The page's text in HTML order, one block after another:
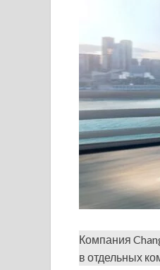
Компания
в отдельных